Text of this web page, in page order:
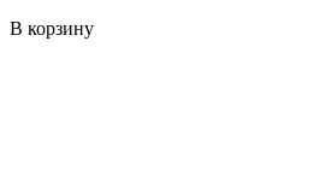
В корзину